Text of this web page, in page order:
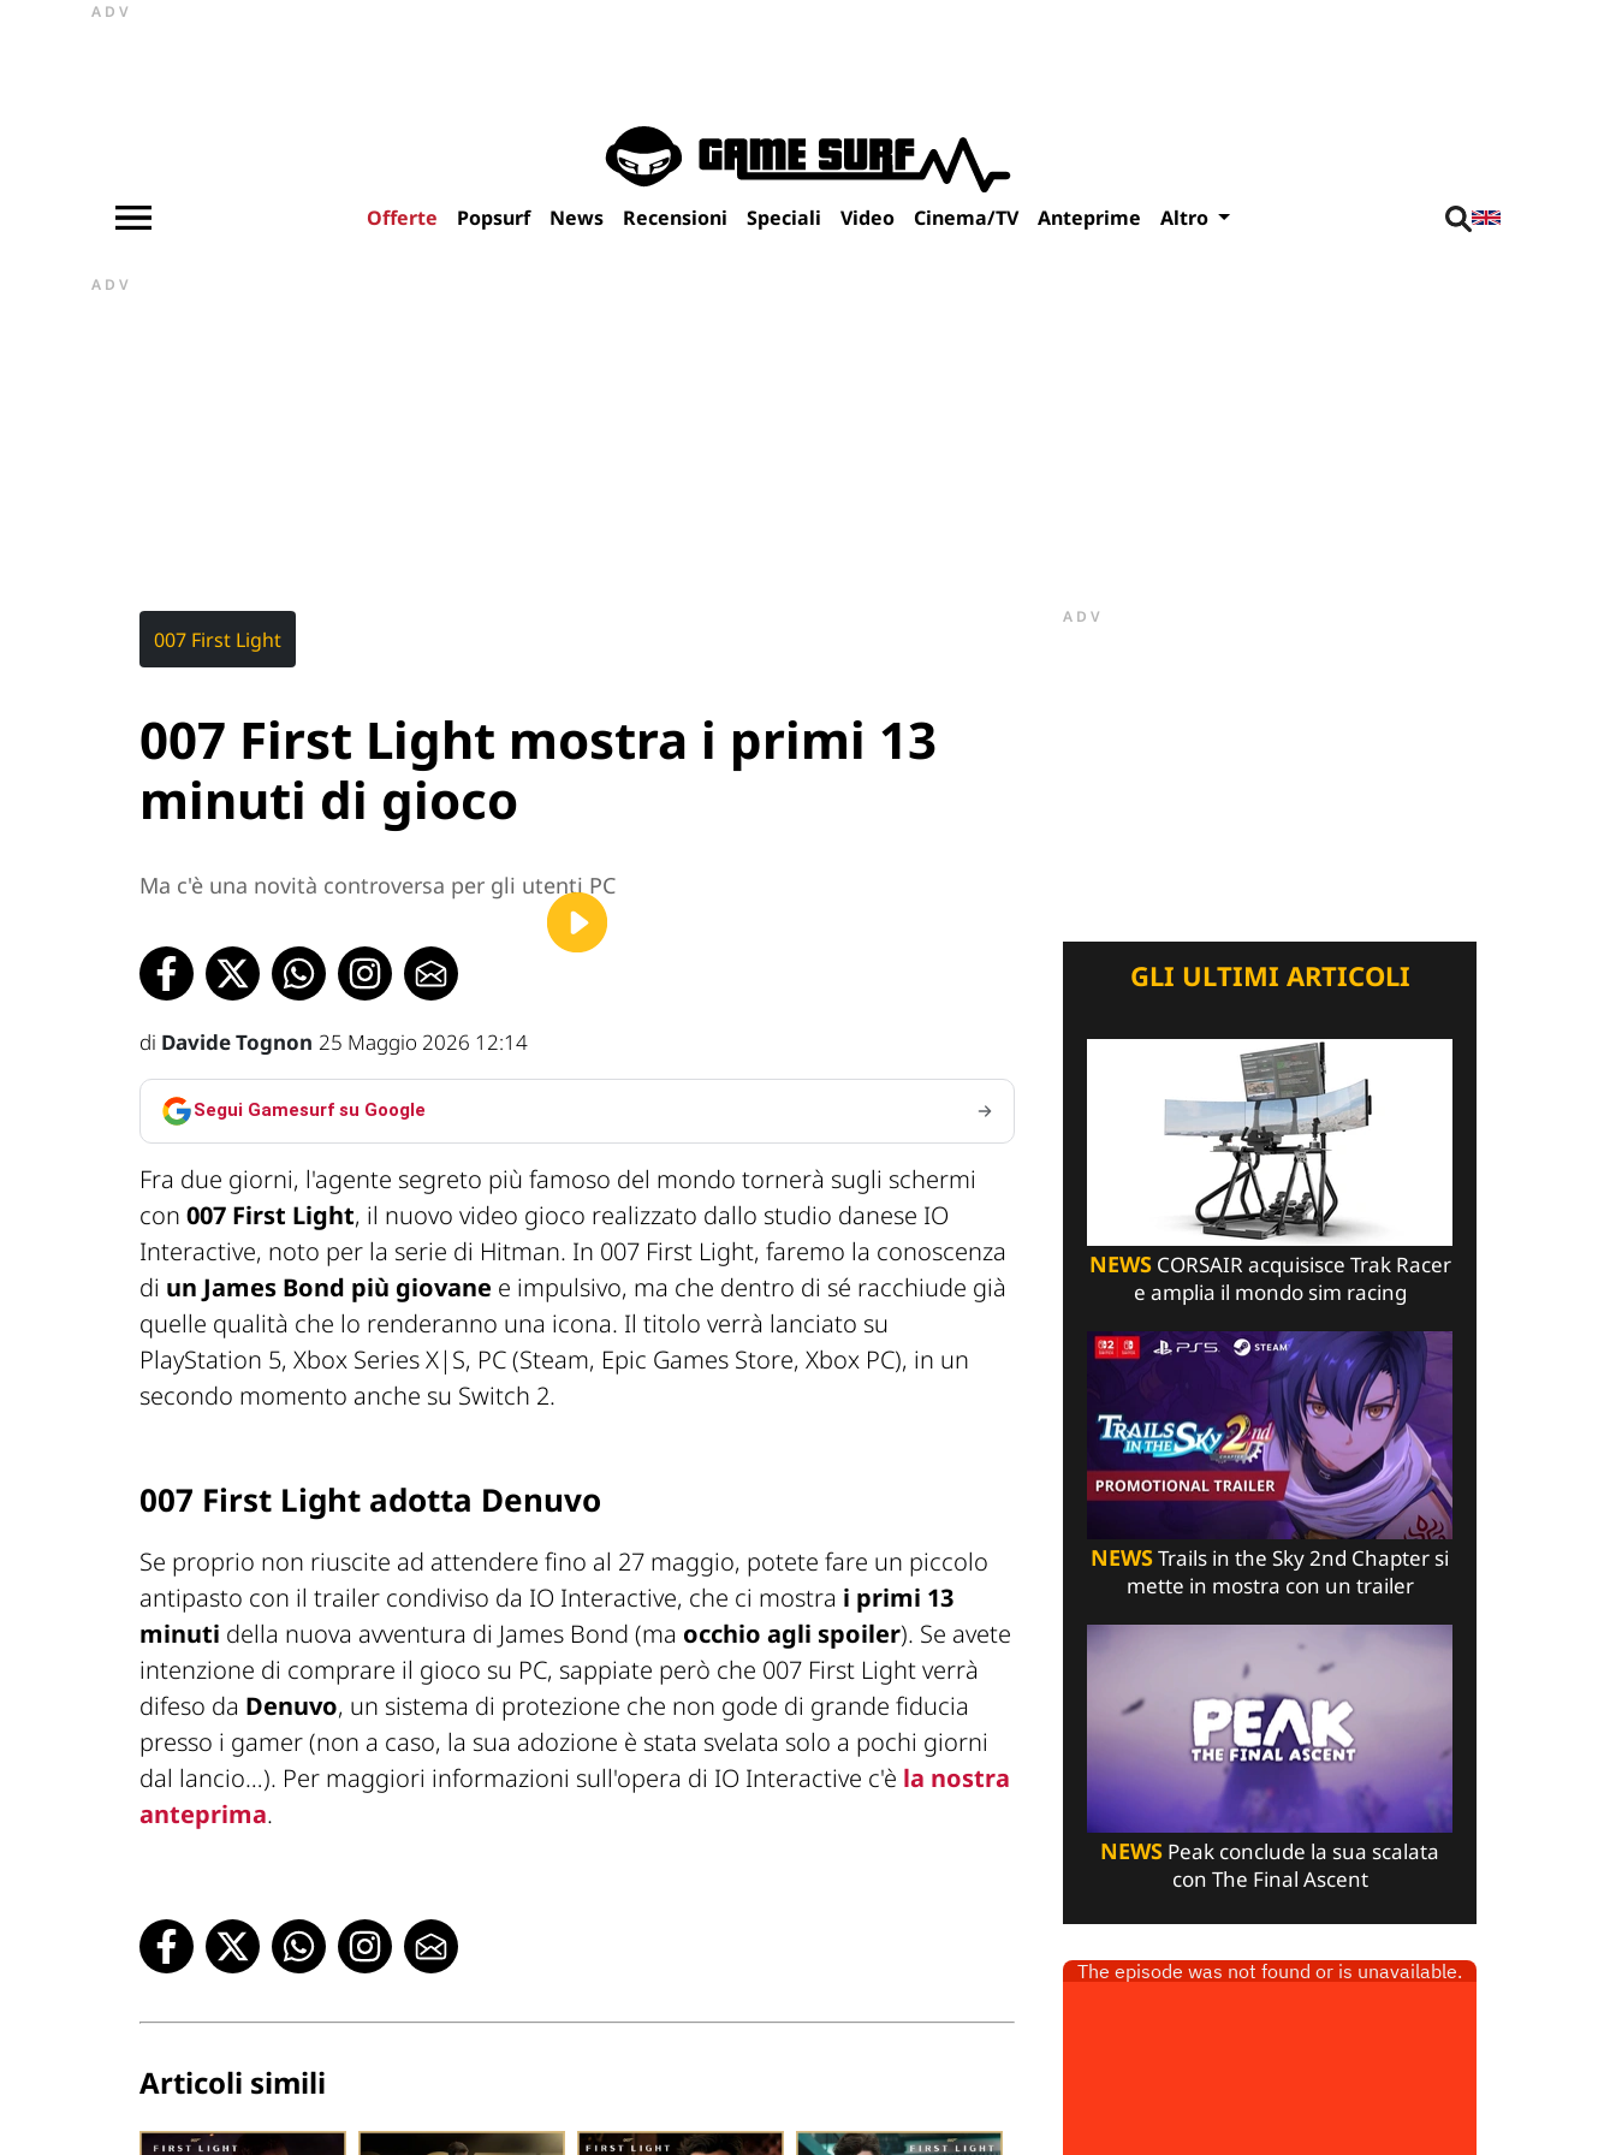
ADV
Offerte Popsurf News Recensioni Speciali Video Cinema/TV Anteprime Altro
ADV
007 First Light
007 First Light mostra i primi 13
minuti di gioco
Ma c'è una novità controversa per gli utenti PC
di Davide Tognon 25 Maggio 2026 12:14
Segui Gamesurf su Google
Fra due giorni, l'agente segreto più famoso del mondo tornerà sugli schermi
con 007 First Light, il nuovo video gioco realizzato dallo studio danese IO
Interactive, noto per la serie di Hitman. In 007 First Light, faremo la conoscenza
di un James Bond più giovane e impulsivo, ma che dentro di sé racchiude già
quelle qualità che lo renderanno una icona. Il titolo verrà lanciato su
PlayStation 5, Xbox Series X|S, PC (Steam, Epic Games Store, Xbox PC), in un
secondo momento anche su Switch 2.
007 First Light adotta Denuvo
Se proprio non riuscite ad attendere fino al 27 maggio, potete fare un piccolo
antipasto con il trailer condiviso da IO Interactive, che ci mostra i primi 13
minuti della nuova avventura di James Bond (ma occhio agli spoiler). Se avete
intenzione di comprare il gioco su PC, sappiate però che 007 First Light verrà
difeso da Denuvo, un sistema di protezione che non gode di grande fiducia
presso i gamer (non a caso, la sua adozione è stata svelata solo a pochi giorni
dal lancio…). Per maggiori informazioni sull'opera di IO Interactive c'è la nostra
anteprima.
Articoli simili
ADV
GLI ULTIMI ARTICOLI
NEWSCORSAIR acquisisce Trak Racer
e amplia il mondo sim racing
NEWSTrails in the Sky 2nd Chapter si
mette in mostra con un trailer
NEWS Peak conclude la sua scalata
con The Final Ascent